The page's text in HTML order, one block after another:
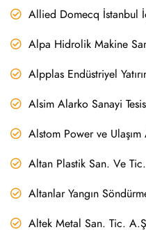
Allied Domecq İstanbul
Alpa Hidrolik Makine
Alpplas Endüstriyel
Alsim Alarko Sanayi
Alstom Power ve Ulaşım
Altan Plastik San. Ve
Altanlar Yangın
Altek Metal San. Tic.